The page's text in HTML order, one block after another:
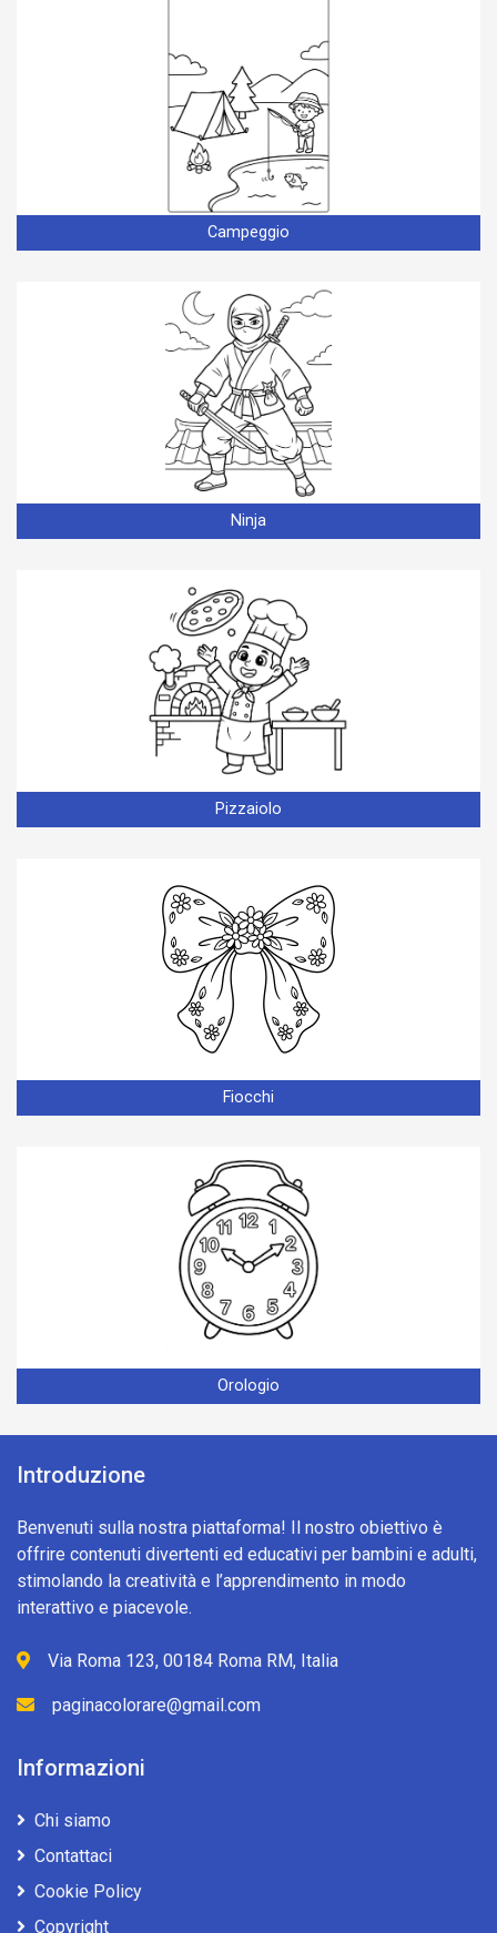
Campeggio
Ninja
Pizzaiolo
Fiocchi
Orologio
Introduzione
Benvenuti sulla nostra piattaforma! Il nostro obiettivo è
offrire contenuti divertenti ed educativi per bambini e adulti,
stimolando la creatività e l’apprendimento in modo
interattivo e piacevole.
Via Roma 123, 00184 Roma RM, Italia
paginacolorare@gmail.com
Informazioni
Chi siamo
Contattaci
Cookie Policy
Copyright